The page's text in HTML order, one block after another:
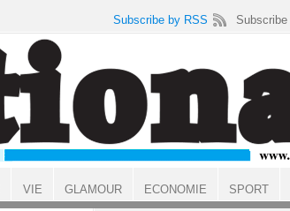
Subscribe by RSS Subscribe
VIE GLAMOUR ECONOMIE SPORT